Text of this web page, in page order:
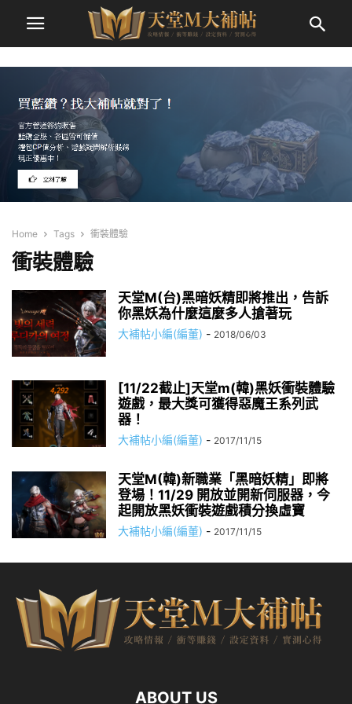
Home Tags 衝裝體驗
衝裝體驗
天堂M(台)黑暗妖精即將推出，告訴
你黑妖為什麼這麼多人搶著玩
大補帖小編(編董) - 2018/06/03
[11/22截止]天堂m(韓)黑妖衝裝體驗
遊戲，最大獎可獲得惡魔王系列武
器！
大補帖小編(編董) - 2017/11/15
天堂M(韓)新職業「黑暗妖精」即將
登場！11/29 開放並開新伺服器，今
起開放黑妖衝裝遊戲積分換虛寶
大補帖小編(編董) - 2017/11/15
ABOUT US